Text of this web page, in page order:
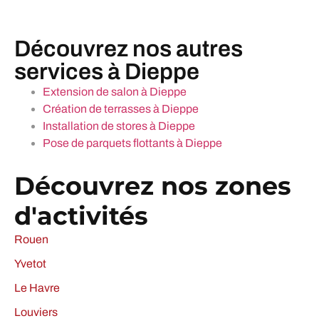
Découvrez nos autres
services à Dieppe
Extension de salon à Dieppe
Création de terrasses à Dieppe
Installation de stores à Dieppe
Pose de parquets flottants à Dieppe
Découvrez nos zones
d'activités
Rouen
Yvetot
Le Havre
Louviers